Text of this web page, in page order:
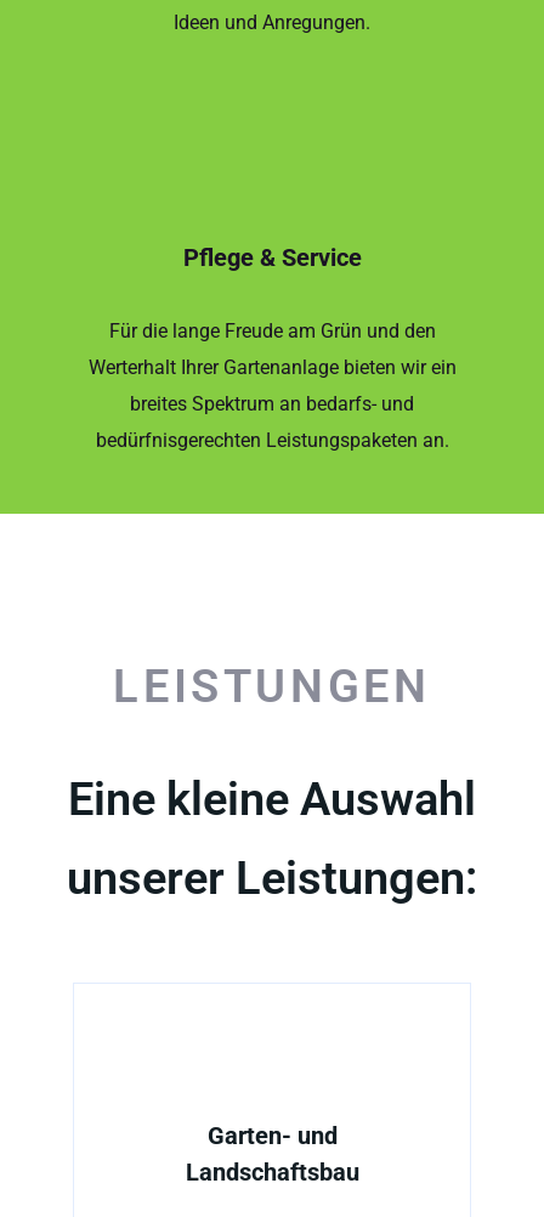
Ideen und Anregungen.
Werterhalt Ihrer Gartenanlage bieten wir ein
breites Spektrum an bedarfs- und
bedürfnisgerechten Leistungspaketen an.